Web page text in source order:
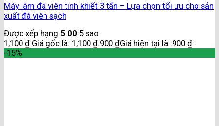
Máy làm đá viên tinh khiết 3 tấn – Lựa chọn tối ưu cho sản
xuất đá viên sạch
Được xếp hạng 5.00 5 sao
1,100₫ Giá gốc là: 1,100 ₫.900 ₫Giá hiện tại là: 900 ₫.
-15%